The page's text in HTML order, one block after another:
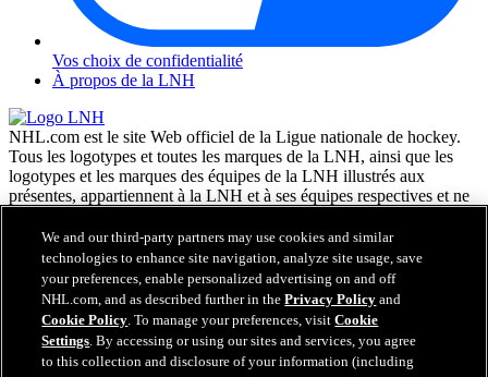
Vos choix de confidentialité
À propos de la LNH
NHL.com est le site Web officiel de la Ligue nationale de hockey.
Tous les logotypes et toutes les marques de la LNH, ainsi que les
logotypes et les marques des équipes de la LNH illustrés aux
présentes, appartiennent à la LNH et à ses équipes respectives et ne
Enterprises, L.P. © LNH 2026. Tous droits réservés. Tous les
chandails d'équipe de la LNH personnalisés avec les noms des
joueurs de la LNH et leurs numéros sont officiellement sous license
de la LNH et de l'AJLNH. Le mot servant de marque Zamboni et la
configuration de la surfaceuse Zamboni sont des marques de
commerce déposées de Frank J. Zamboni & Co., Inc. © Frank J.
Zamboni & Co., Inc. 2026. Tous droits réservés. Toute autre marque
déposée ou tout droit d'auteur d'une tierce partie sont la propriété de
We and our third-party partners may use cookies and similar
technologies to enhance site navigation, analyze site usage, save
your preferences, enable personalized advertising on and off
NHL.com, and as described further in thePrivacy Policy and
Cookie Policy. To manage your preferences, visitCookie
Settings. By accessing or using our sites and services, you agree
to this collection and disclosure of your information (including